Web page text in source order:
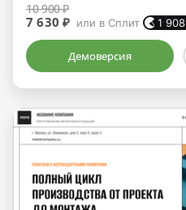
10 900 ₽
7 630 ₽ или в Сплит 1 908
Демоверсия